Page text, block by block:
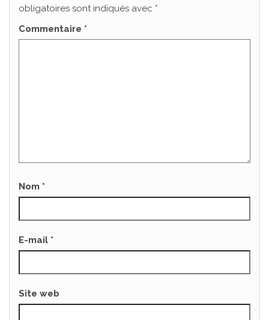
obligatoires sont indiqués avec *
Commentaire *
Nom *
E-mail *
Site web